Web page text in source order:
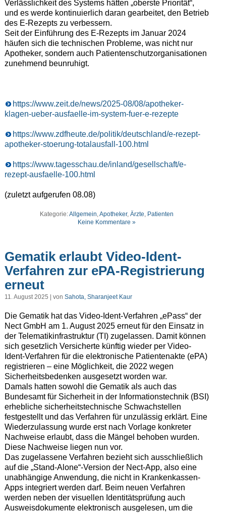
Verlässlichkeit des Systems hätten „oberste Priorität“,
und es werde kontinuierlich daran gearbeitet, den Betrieb
des E-Rezepts zu verbessern.
Seit der Einführung des E-Rezepts im Januar 2024
häufen sich die technischen Probleme, was nicht nur
Apotheker, sondern auch Patientenschutzorganisationen
zunehmend beunruhigt.
https://www.zeit.de/news/2025-08/08/apotheker-
klagen-ueber-ausfaelle-im-system-fuer-e-rezepte
https://www.zdfheute.de/politik/deutschland/e-rezept-
apotheker-stoerung-totalausfall-100.html
https://www.tagesschau.de/inland/gesellschaft/e-
rezept-ausfaelle-100.html
(zuletzt aufgerufen 08.08)
Kategorie:Allgemein,Apotheker,Ärzte, Patienten
Keine Kommentare »
Gematik erlaubt Video-Ident-
Verfahren zur ePA-Registrierung
erneut
11. August 2025 | von Sahota, Sharanjeet Kaur
Die Gematik hat das Video-Ident-Verfahren „ePass“ der
Nect GmbH am 1. August 2025 erneut für den Einsatz in
der Telematikinfrastruktur (TI) zugelassen. Damit können
sich gesetzlich Versicherte künftig wieder per Video-
Ident-Verfahren für die elektronische Patientenakte (ePA)
registrieren – eine Möglichkeit, die 2022 wegen
Sicherheitsbedenken ausgesetzt worden war.
Damals hatten sowohl die Gematik als auch das
Bundesamt für Sicherheit in der Informationstechnik (BSI)
erhebliche sicherheitstechnische Schwachstellen
festgestellt und das Verfahren für unzulässig erklärt. Eine
Wiederzulassung wurde erst nach Vorlage konkreter
Nachweise erlaubt, dass die Mängel behoben wurden.
Diese Nachweise liegen nun vor.
Das zugelassene Verfahren bezieht sich ausschließlich
auf die „Stand-Alone“-Version der Nect-App, also eine
unabhängige Anwendung, die nicht in Krankenkassen-
Apps integriert werden darf. Beim neuen Verfahren
werden neben der visuellen Identitätsprüfung auch
Ausweisdokumente elektronisch ausgelesen, um die